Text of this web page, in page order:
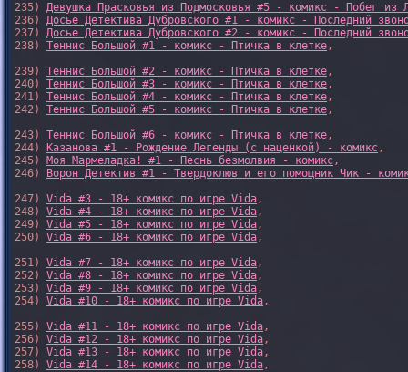
235) Девушка Прасковья из Подмосковья #5 - комикс - Побег из
236) Досье Детектива Дубровского #1 - комикс - Последний
237) Досье Детектива Дубровского #2 - комикс - Последний
238) Теннис Большой #1 - комикс - Птичка в клетке,
239) Теннис Большой #2 - комикс - Птичка в клетке,
240) Теннис Большой #3 - комикс - Птичка в клетке,
241) Теннис Большой #4 - комикс - Птичка в клетке,
242) Теннис Большой #5 - комикс - Птичка в клетке,
243) Теннис Большой #6 - комикс - Птичка в клетке,
244)
Казанова #1 - Рождение Легенды (с наценкой) - комикс,
245) Моя Мармеладка! #1 - Песнь безмолвия - комикс,
246)
Ворон Детектив #1 - Твердоклюв и его помощник Чик -
247) Vida #3 - 18+ комикс по игре Vida,
248) Vida #4 - 18+ комикс по игре Vida,
249) Vida #5 - 18+ комикс по игре Vida,
250) Vida #6 - 18+ комикс по игре Vida,
251) Vida #7 - 18+ комикс по игре Vida,
252) Vida #8 - 18+ комикс по игре Vida,
253) Vida #9 - 18+ комикс по игре Vida,
254) Vida #10 - 18+ комикс по игре Vida,
255) Vida #11 - 18+ комикс по игре Vida,
256) Vida #12 - 18+ комикс по игре Vida,
257) Vida #13 - 18+ комикс по игре Vida,
258) Vida #14 - 18+ комикс по игре Vida,